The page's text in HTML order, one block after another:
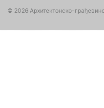
© 2026 Архитектонско-